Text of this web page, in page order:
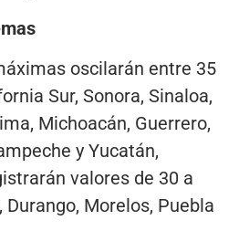
oscilarán entre 35
Sur, Sonora, Sinaloa,
Michoacán, Guerrero,
y Yucatán,
valores de 30 a
Durango, Morelos, Puebla